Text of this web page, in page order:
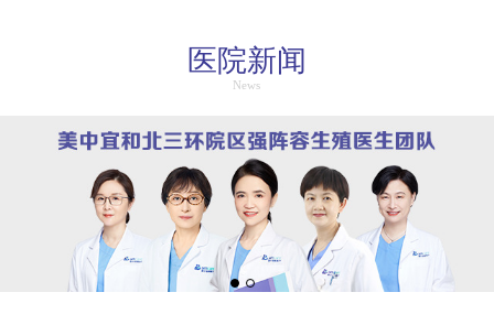
医院新闻
News